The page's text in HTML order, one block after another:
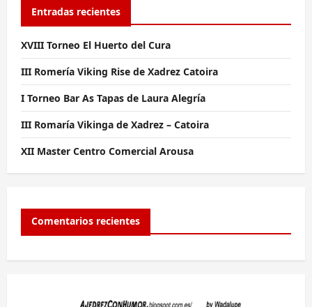
Entradas recientes
XVIII Torneo El Huerto del Cura
III Romería Viking Rise de Xadrez Catoira
I Torneo Bar As Tapas de Laura Alegría
III Romaría Vikinga de Xadrez – Catoira
XII Master Centro Comercial Arousa
Comentarios recientes